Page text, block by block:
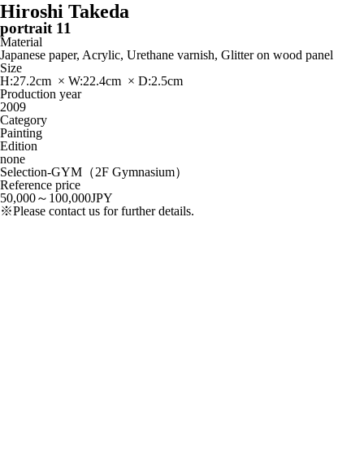
Hiroshi Takeda
portrait 11
Material
Japanese paper, Acrylic, Urethane varnish, Glitter on wood panel
Size
H:27.2cm × W:22.4cm × D:2.5cm
Production year
2009
Category
Painting
Edition
none
Selection-GYM（2F Gymnasium）
Reference price
50,000～100,000JPY
※Please contact us for further details.